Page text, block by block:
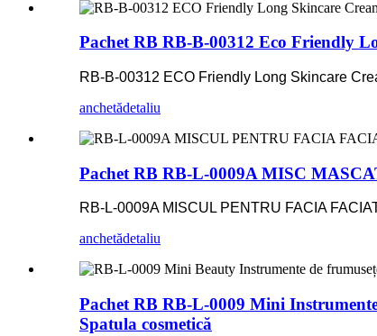
Pachet RB RB-B-00312 Eco Friendly
RB-B-00312 ECO Friendly Long Skincare
anchetădetaliu
Pachet RB RB-L-0009A MISC
RB-L-0009A MISCUL PENTRU FACIA
anchetădetaliu
Pachet RB RB-L-0009 Mini
Spatula cosmetică